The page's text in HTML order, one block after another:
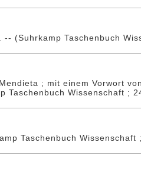
(Suhrkamp Taschenbuch
; mit einem Vorwort
Wissenschaft ;
Taschenbuch Wissenschaft